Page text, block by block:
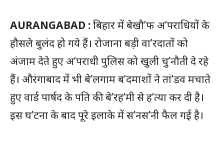
AURANGABAD :बिहार में बेखौ’फ अ’पराधियों के
हौसले बुलंद हो गये हैं। रोजाना बड़ी वा’रदातों को
अंजाम देते हुए अ’पराधी पुलिस को खुली चु’नौती दे रहे
हैं। औरंगाबाद में भी बे’लगाम ब’दमाशों ने तां’डव मचाते
हुए वार्ड पार्षद के पति की बे’रह’मी से ह’त्या कर दी है।
इस घ’टना के बाद पूरे इलाके में स’नस’नी फैल गई है।